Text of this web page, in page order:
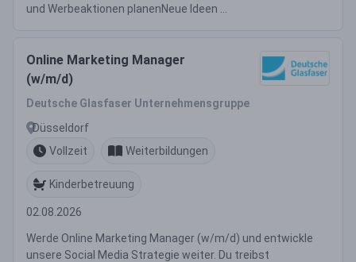
und Werbeaktionen planenNeue Ideen ...
Online Marketing Manager
(w/m/d)
Deutsche Glasfaser Unternehmensgruppe
Düsseldorf
Vollzeit
Weiterbildungen
Kinderbetreuung
02.08.2026
Werde Online Marketing Manager (w/m/d) und entwickle
unsere Social Media Strategie weiter. Du treibst